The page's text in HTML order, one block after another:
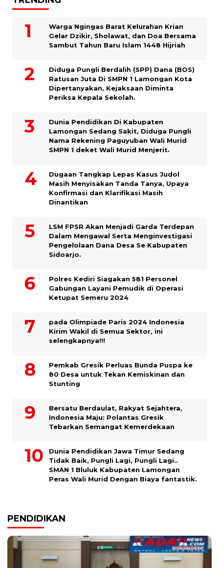
Warga Ngingas Barat Kelurahan Krian
Gelar Dzikir, Sholawat, dan Doa Bersama
Sambut Tahun Baru Islam 1448 Hijriah
Diduga Pungli Berdalih (SPP) Dana (BOS)
Ratusan Juta Di SMPN 1 Lamongan Kota
Dipertanyakan, Kejaksaan Diminta
Periksa Kepala Sekolah.
Dunia Pendidikan Di Kabupaten
Lamongan Sedang Sakit, Diduga Pungli
Nama Rekening Paguyuban Wali Murid
SMPN 1 deket Wali Murid Menjerit.
Dugaan Tangkap Lepas Kasus Judol
Masih Menyisakan Tanda Tanya, Upaya
Konfirmasi dan Klarifikasi Masih
Dinantikan
LSM FPSR Akan Menjadi Garda Terdepan
Dalam Mengawal Serta Menginvestigasi
Pengelolaan Dana Desa Se Kabupaten
Sidoarjo.
Polres Kediri Siagakan 581 Personel
Gabungan Layani Pemudik di Operasi
Ketupat Semeru 2024
pada Olimpiade Paris 2024 Indonesia
Kirim Wakil di Semua Sektor, ini
selengkapnya!!!
Pemkab Gresik Perluas Bunda Puspa ke
80 Desa untuk Tekan Kemiskinan dan
Stunting
Bersatu Berdaulat, Rakyat Sejahtera,
Indonesia Maju: Polantas Gresik
Tebarkan Semangat Kemerdekaan
Dunia Pendidikan Jawa Timur Sedang
Tidak Baik, Pungli Lagi, Pungli Lagi..
SMAN 1 Bluluk Kabupaten Lamongan
Peras Wali Murid Dengan Biaya fantastik.
PENDIDIKAN